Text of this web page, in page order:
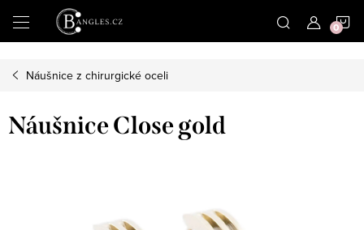
Přejít
na
Náušnice z chirurgické oceli
Náušnice Close gold